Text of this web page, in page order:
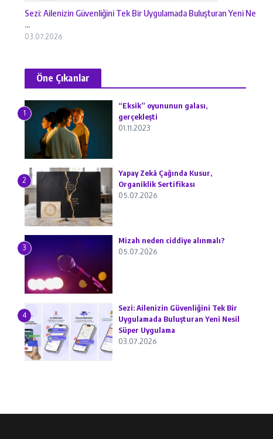
Sezi: Ailenizin Güvenliğini Tek Bir Uygulamada Buluşturan Yeni Ne
...
03.07.2026
Öne Çıkanlar
1
“Eksik” oyununun galası,
gerçekleşti
01.11.2023
2
Yapay Zekâ Çağında Kusur,
Organiklik Sertifikası
05.07.2026
3
Mizah neden ciddiye alınmalı?
05.07.2026
4
Sezi: Ailenizin Güvenliğini Tek Bir
Uygulamada Buluşturan Yeni Nesil
Süper Uygulama
03.07.2026